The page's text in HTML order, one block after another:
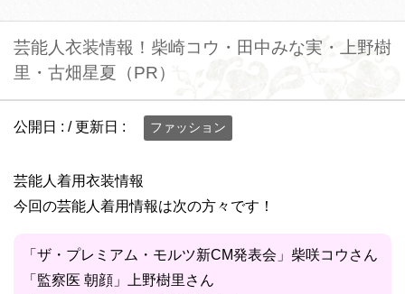
芸能人衣装情報！柴崎コウ・田中みな実・上野樹
里・古畑星夏（PR）
公開日 : / 更新日 : ファッション
芸能人着用衣装情報
今回の芸能人着用情報は次の方々です！
「ザ・プレミアム・モルツ新CM発表会」柴咲コウさん
「監察医 朝顔」上野樹里さん